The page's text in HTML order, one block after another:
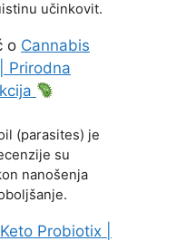
učinkovit.
o Cannabis
Prirodna
(parasites) je
su
nanošenja
Keto Probiotix |